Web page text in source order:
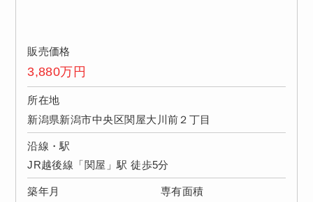
販売価格
3,880万円
所在地
新潟県新潟市中央区関屋大川前２丁目
沿線・駅
JR越後線「関屋」駅 徒歩5分
築年月
専有面積